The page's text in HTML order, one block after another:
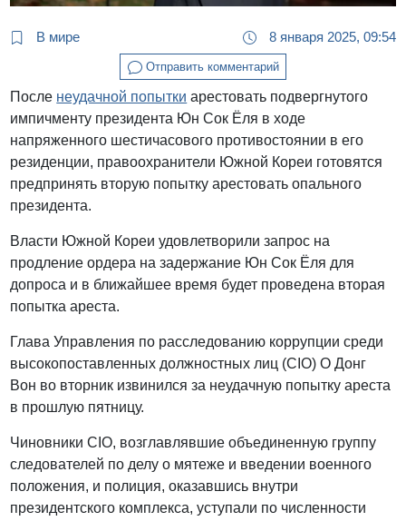
В мире 8 января 2025, 09:54
Отправить комментарий
После неудачной попытки арестовать подвергнутого
импичменту президента Юн Сок Ёля в ходе
напряженного шестичасового противостоянии в его
резиденции, правоохранители Южной Кореи готовятся
предпринять вторую попытку арестовать опального
президента.
Власти Южной Кореи удовлетворили запрос на
продление ордера на задержание Юн Сок Ёля для
допроса и в ближайшее время будет проведена вторая
попытка ареста.
Глава Управления по расследованию коррупции среди
высокопоставленных должностных лиц (CIO) О Донг
Вон во вторник извинился за неудачную попытку ареста
в прошлую пятницу.
Чиновники CIO, возглавлявшие объединенную группу
следователей по делу о мятеже и введении военного
положения, и полиция, оказавшись внутри
президентского комплекса, уступали по численности